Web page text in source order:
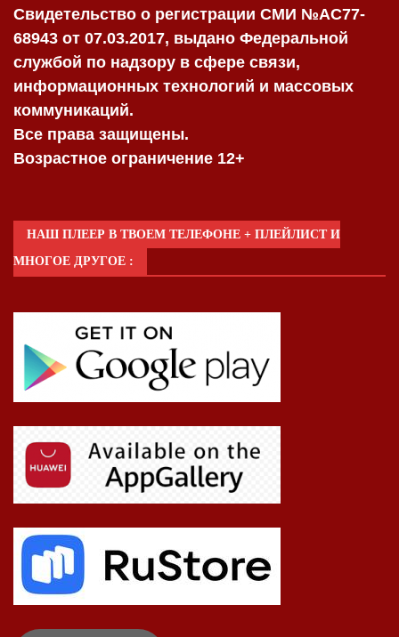
Свидетельство о регистрации СМИ №AC77-
68943 от 07.03.2017, выдано Федеральной
службой по надзору в сфере связи,
информационных технологий и массовых
коммуникаций.
Все права защищены.
Возрастное ограничение 12+
НАШ ПЛЕЕР В ТВОЕМ ТЕЛЕФОНЕ + ПЛЕЙЛИСТ И
МНОГОЕ ДРУГОЕ :